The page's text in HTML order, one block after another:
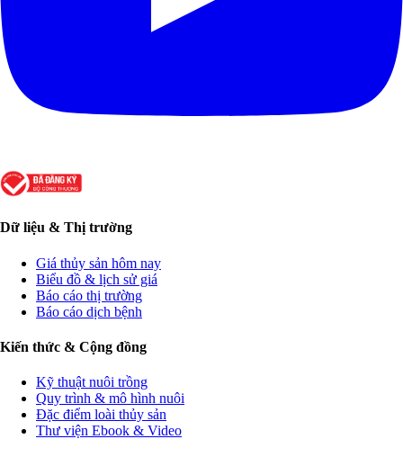
Dữ liệu & Thị trường
Giá thủy sản hôm nay
Biểu đồ & lịch sử giá
Báo cáo thị trường
Báo cáo dịch bệnh
Kiến thức & Cộng đồng
Kỹ thuật nuôi trồng
Quy trình & mô hình nuôi
Đặc điểm loài thủy sản
Thư viện Ebook & Video